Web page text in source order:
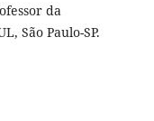
da
São Paulo-SP.